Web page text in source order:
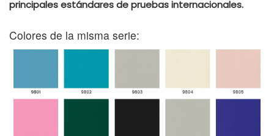
principales estándares de pruebas internacionales.
Colores de la misma serie: